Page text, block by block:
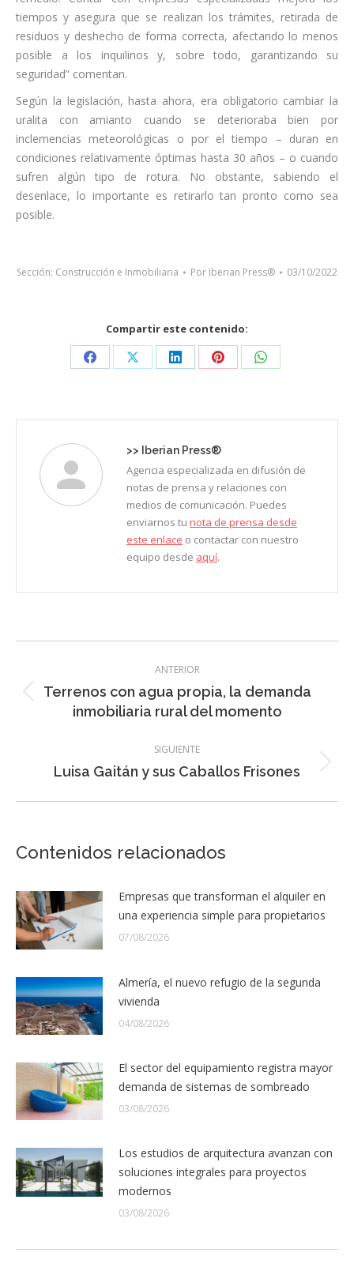
tiempos y asegura que se realizan los trámites, retirada de
residuos y deshecho de forma correcta, afectando lo menos
posible a los inquilinos y, sobre todo, garantizando su
seguridad” comentan.
Según la legislación, hasta ahora, era obligatorio cambiar la
uralita con amianto cuando se deterioraba bien por
inclemencias meteorológicas o por el tiempo – duran en
condiciones relativamente óptimas hasta 30 años – o cuando
sufren algún tipo de rotura. No obstante, sabiendo el
desenlace, lo importante es retirarlo tan pronto como sea
posible.
Sección: Construcción e Inmobiliaria Por Iberian Press® 03/10/2022
Compartir este contenido:
Share
Facebook
Share
X
Share
LinkedIn
Share
Pinterest
Share
WhatsApp
>> Iberian Press®
Agencia especializada en difusión de
notas de prensa y relaciones con
medios de comunicación. Puedes
enviarnos tu nota de prensa desde
este enlace o contactar con nuestro
equipo desde aquí.
entre
entradas
ANTERIOR
Entrada
anterior:
Terrenos con agua propia, la demanda
inmobiliaria rural del momento
SIGUIENTE
Entrada
Luisa Gaitán y sus Caballos Frisones
Contenidos relacionados
Empresas que transforman el alquiler en
una experiencia simple para propietarios
07/08/2026
Almería, el nuevo refugio de la segunda
vivienda
04/08/2026
El sector del equipamiento registra mayor
demanda de sistemas de sombreado
03/08/2026
Los estudios de arquitectura avanzan con
soluciones integrales para proyectos
modernos
03/08/2026